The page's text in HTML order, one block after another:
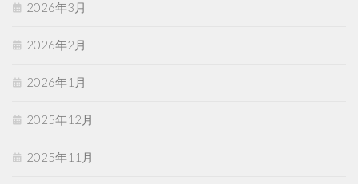
2026年3月
2026年2月
2026年1月
2025年12月
2025年11月